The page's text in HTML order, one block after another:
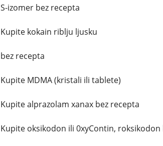
S-izomer bez recepta
Kupite kokain riblju ljusku
bez recepta
Kupite MDMA (kristali ili tablete)
Kupite alprazolam xanax bez recepta
Kupite oksikodon ili 0xyContin, roksikodon